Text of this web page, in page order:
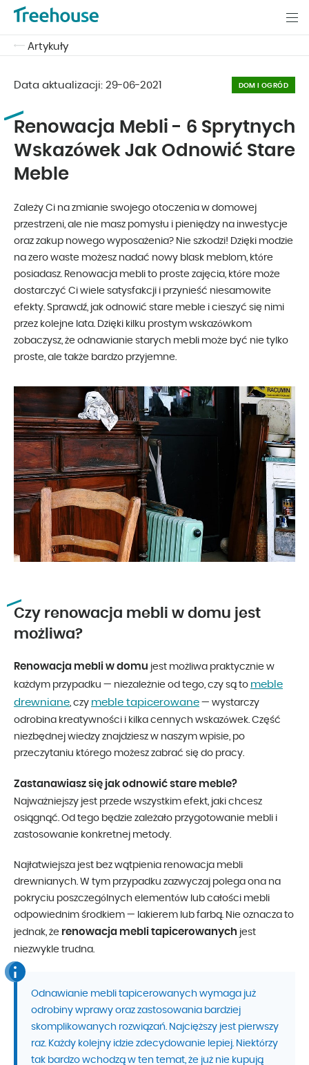
Artykuły
Data aktualizacji: 29-06-2021 DOM I OGRÓD
Renowacja Mebli - 6 Sprytnych
Wskazówek Jak Odnowić Stare
Meble
Zależy Ci na zmianie swojego otoczenia w domowej
przestrzeni, ale nie masz pomysłu i pieniędzy na inwestycje
oraz zakup nowego wyposażenia? Nie szkodzi! Dzięki modzie
na zero waste możesz nadać nowy blask meblom, które
posiadasz. Renowacja mebli to proste zajęcia, które może
dostarczyć Ci wiele satysfakcji i przynieść niesamowite
efekty. Sprawdź, jak odnowić stare meble i cieszyć się nimi
przez kolejne lata. Dzięki kilku prostym wskazówkom
zobaczysz, że odnawianie starych mebli może być nie tylko
proste, ale także bardzo przyjemne.
Czy renowacja mebli w domu jest
możliwa?
Renowacja mebli w domu jest możliwa praktycznie w
każdym przypadku — niezależnie od tego, czy są to meble
drewniane, czy meble tapicerowane — wystarczy
odrobina kreatywności i kilka cennych wskazówek. Część
niezbędnej wiedzy znajdziesz w naszym wpisie, po
przeczytaniu którego możesz zabrać się do pracy.
Zastanawiasz się jak odnowić stare meble?
Najważniejszy jest przede wszystkim efekt, jaki chcesz
osiągnąć. Od tego będzie zależało przygotowanie mebli i
zastosowanie konkretnej metody.
Najłatwiejsza jest bez wątpienia renowacja mebli
drewnianych. W tym przypadku zazwyczaj polega ona na
pokryciu poszczególnych elementów lub całości mebli
odpowiednim środkiem — lakierem lub farbą. Nie oznacza to
jednak, że renowacja mebli tapicerowanych jest
niezwykle trudna.
Odnawianie mebli tapicerowanych wymaga już
odrobiny wprawy oraz zastosowania bardziej
skomplikowanych rozwiązań. Najcięższy jest pierwszy
raz. Każdy kolejny idzie zdecydowanie lepiej. Niektórzy
tak bardzo wchodzą w ten temat, że już nie kupują